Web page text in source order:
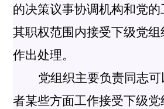
的决策议事协调机构和党
其职权范围内接受下级党
作出处理。
党组织主要负责同志
者某些方面工作接受下级党